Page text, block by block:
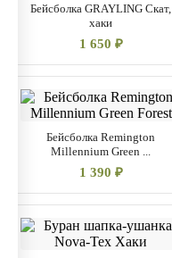
Бейсболка GRAYLING Скат,
хаки
1 650 ₽
Бейсболка Remington
Millennium Green ...
1 390 ₽